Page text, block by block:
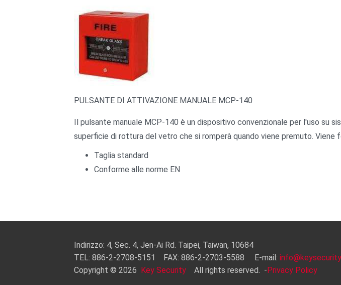
PULSANTE DI ATTIVAZIONE MANUALE MCP-140
Il pulsante manuale MCP-140 è un dispositivo convenzionale per l'uso su
superficie di rottura del vetro che si romperà quando viene premuto.
Taglia standard
Conforme alle norme EN
Indirizzo: 4, Sec. 4, Jen-Ai Rd. Taipei, Taiwan, 10684
TEL: 886-2-2708-5151 FAX: 886-2-2703-5588 E-mail:
Copyright © 2026 Key Security All rights reserved. -Privacy Policy